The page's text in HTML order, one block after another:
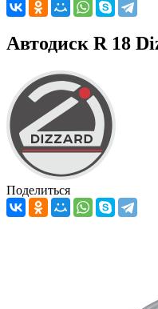
Автодиск R 18
Поделиться